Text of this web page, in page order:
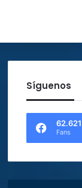
Síguenos
62.621
Fans